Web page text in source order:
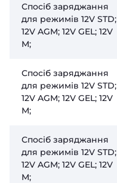
Спосіб заряджання
для режимів 12V STD;
12V AGM; 12V GEL; 12V
М;
Спосіб заряджання
для режимів 12V STD;
12V AGM; 12V GEL; 12V
М;
Спосіб заряджання
для режимів 12V STD;
12V AGM; 12V GEL; 12V
М;